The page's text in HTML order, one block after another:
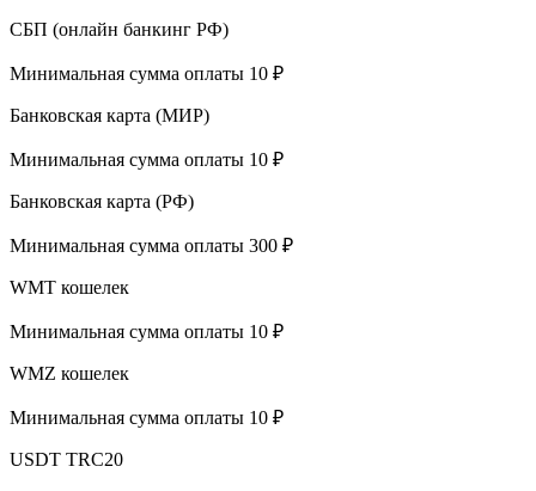
СБП (онлайн банкинг РФ)
Минимальная сумма оплаты 10 ₽
Банковская карта (МИР)
Минимальная сумма оплаты 10 ₽
Банковская карта (РФ)
Минимальная сумма оплаты 300 ₽
WMT кошелек
Минимальная сумма оплаты 10 ₽
WMZ кошелек
Минимальная сумма оплаты 10 ₽
USDT TRC20